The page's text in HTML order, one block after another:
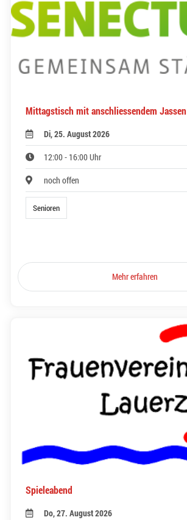
Mittagstisch mit anschliessendem Jassen
Di, 25. August 2026
12:00 - 16:00 Uhr
noch offen
Senioren
Mehr erfahren
Spieleabend
Do, 27. August 2026